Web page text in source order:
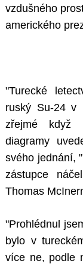
vzdušného
amerického
"Turecké
ruský Su-24 v
zřejmé když
diagramy
svého jednání,
zástupce
Thomas
"Prohlédnul
bylo v
více ne, podle